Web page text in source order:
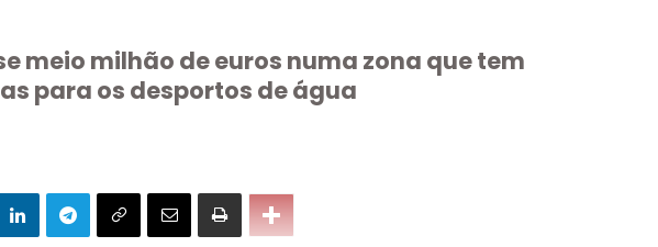
meio milhão de euros numa zona que tem
para os desportos de água